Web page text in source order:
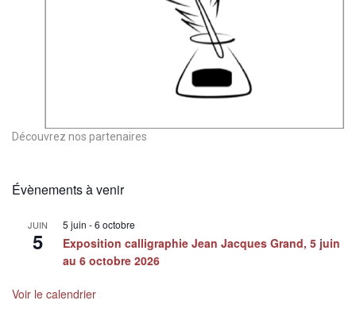
Découvrez nos partenaires
Évènements à venir
JUIN
5
5 juin -6 octobre
Exposition calligraphie Jean Jacques Grand, 5 juin
au 6 octobre 2026
Voir le calendrier